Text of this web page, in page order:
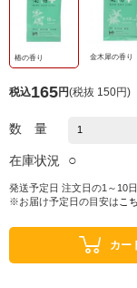
椿の香り 金木犀の香り
税込165円(税抜 150円)
数 量
在庫状況 ○
発送予定日 注文日の1～10
※お届け予定日の目安は こ
カー